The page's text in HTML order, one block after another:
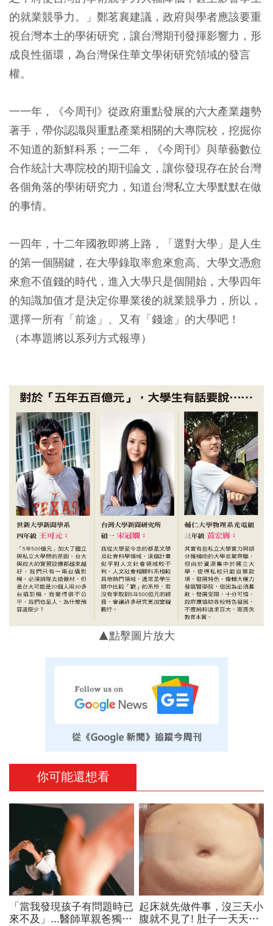
的就業競爭力。」鄭茗襄建議，政府與學者應該要重
視台灣本土的學術研究，讓台灣期刊發揮影響力，形
成良性循環，為台灣保住華文學術研究領域的發言
權。
一一年，《今周刊》從政府重點發展的六大產業趨勢
著手，帶你認識與重點產業相關的大專院校，挖掘你
不知道的新鮮科系；一二年，《今周刊》與華藝數位
合作統計大專院校的期刊論文，讓你發現存在於台灣
各個角落的學術研究力，知道台灣私立大學默默在做
的事情。
一四年，十二年國教即將上路，「選對大學」是人生
的第一個關鍵，在大學錄取率愈來愈高、大學文憑愈
來愈不值錢的時代，進入大學只是個開始，大學四年
的知識加值才是決定你畢業後的就業競爭力，所以，
選擇一所有「前途」、又有「錢途」的大學吧！
（本專題將以系列方式報導）
▲點擊圖片放大
你可能還想看
「當我發現孩子有問題時已
來不及」...醫師單親爸獨扛
起床就先做件事，沒三天小
腹就不見了! 肚子一天天變
PR